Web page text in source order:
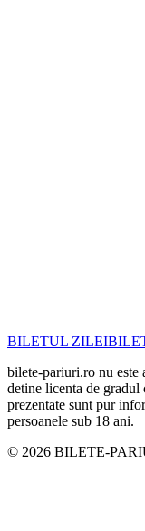
BILETUL ZILEI
bilete-pariuri.ro nu
detine licenta de gradul
prezentate sunt pur
persoanele sub 18 ani.
© 2026 BILETE-